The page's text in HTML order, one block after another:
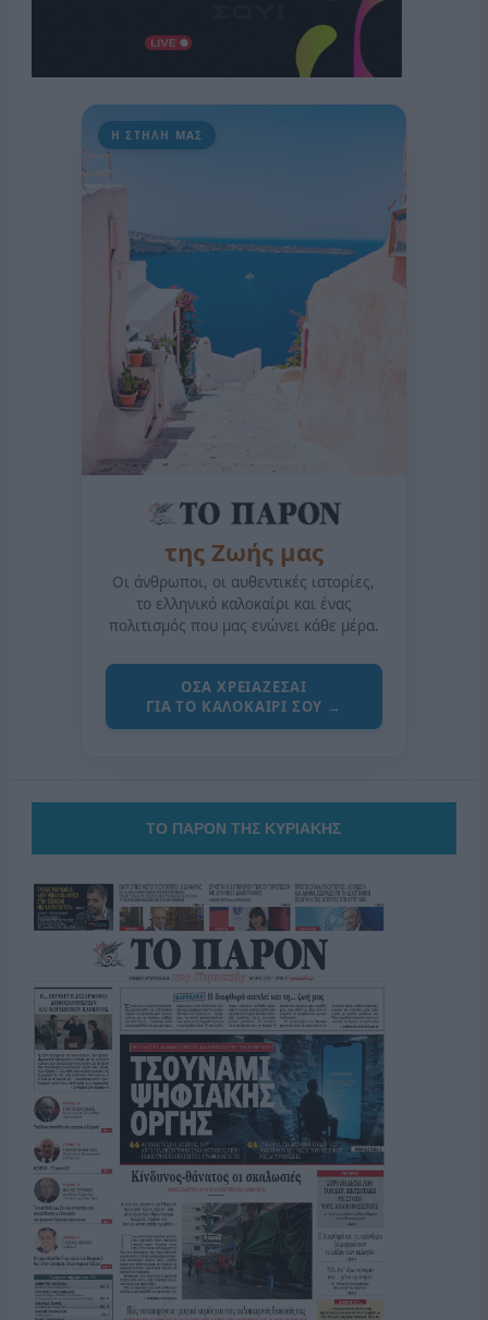
Η ΣΤΗΛΗ ΜΑΣ
της Ζωής μας
Οι άνθρωποι, οι αυθεντικές ιστορίες,
το ελληνικό καλοκαίρι και ένας
πολιτισμός που μας ενώνει κάθε μέρα.
ΟΣΑ ΧΡΕΙΑΖΕΣΑΙ
ΓΙΑ ΤΟ ΚΑΛΟΚΑΙΡΙ ΣΟΥ →
ΤΟ ΠΑΡΟΝ ΤΗΣ ΚΥΡΙΑΚΗΣ